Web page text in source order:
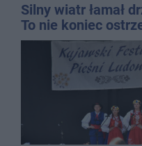
Silny wiatr łamał
To nie koniec